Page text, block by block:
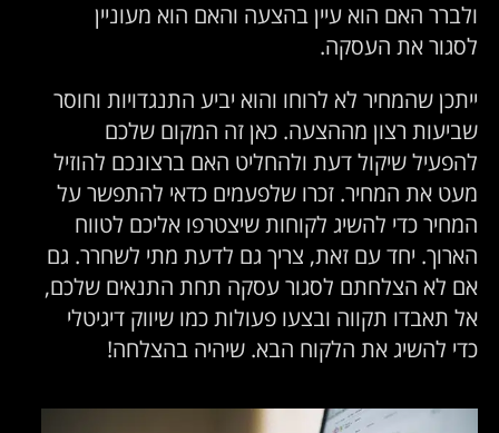
ולברר האם הוא עיין בהצעה והאם הוא מעוניין
לסגור את העסקה.
ייתכן שהמחיר לא לרוחו והוא יביע התנגדויות וחוסר
שביעות רצון מההצעה. כאן זה המקום שלכם
להפעיל שיקול דעת ולהחליט האם ברצונכם להוזיל
מעט את המחיר. זכרו שלפעמים כדאי להתפשר על
המחיר כדי להשיג לקוחות שיצטרפו אליכם לטווח
הארוך. יחד עם זאת, צריך גם לדעת מתי לשחרר. גם
אם לא הצלחתם לסגור עסקה תחת התנאים שלכם,
אל תאבדו תקווה ובצעו פעולות כמו שיווק דיגיטלי
כדי להשיג את הלקוח הבא. שיהיה בהצלחה!